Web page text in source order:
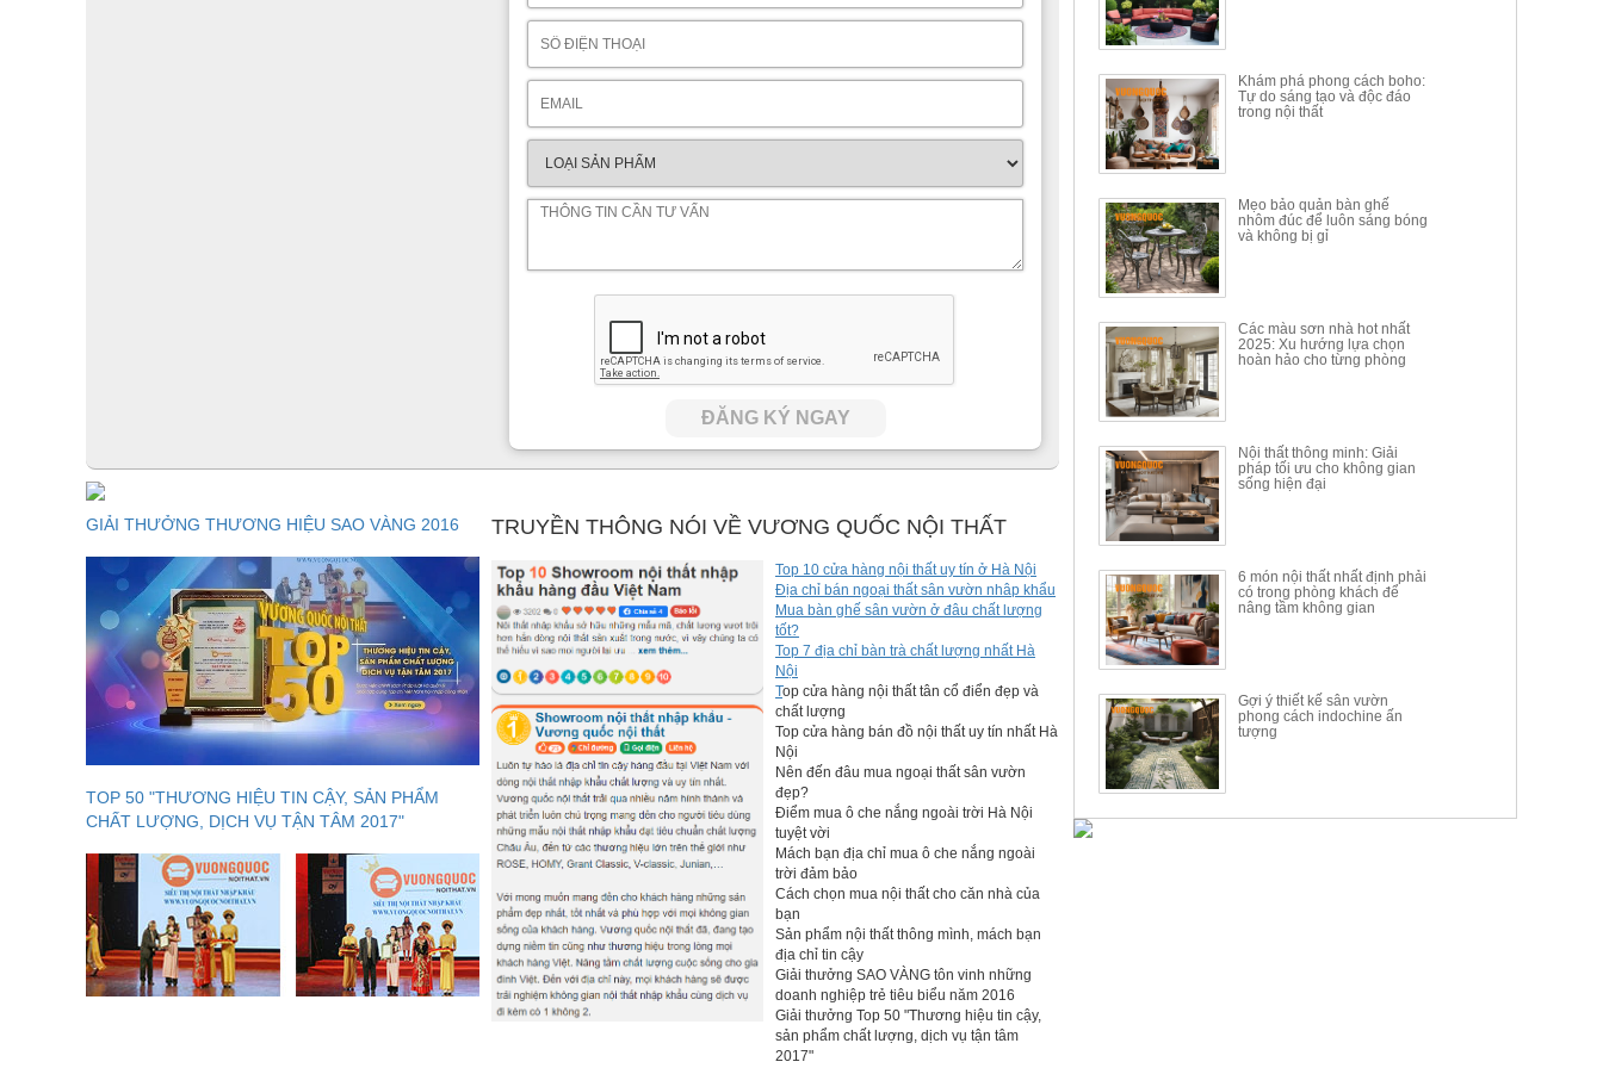
mã số sản phẩm và ghi rõ số lượng sản phẩm (có thể thay đổi chất liệu sản phẩm vải bằng da, đối chiếu và thống nhất
các vấn đề về kích thước cũng như màu sắc sản phẩm với nhân viên tư vấn để xác nhận thật chính xác sản phẩm của
động với đệm ngồi. Trước khi đặt hàng, khách hàng cần xác nhận chính xác với nhân viên tư vấn.
4) Tất cả những thay đổi về kích thước do quý khách đặt hàng sẽ cộng thêm giá thành sản phẩm tùy theo đơn hàng
ĐĂNG KÝ NGAY
GIẢI THƯỞNG THƯƠNG HIỆU SAO VÀNG 2016
TOP 50 "THƯƠNG HIỆU TIN CẬY, SẢN PHẨM
CHẤT LƯỢNG, DỊCH VỤ TẬN TÂM 2017"
TRUYỀN THÔNG NÓI VỀ VƯƠNG QUỐC NỘI THẤT
Top 10 cửa hàng nội thất uy tín ở Hà Nội
Địa chỉ bán ngoại thất sân vườn nhâp khẩu
Mua bàn ghế sân vườn ở đâu chất lượng
tốt?
Top 7 địa chỉ bàn trà chất lượng nhất Hà
Nội
Top cửa hàng nội thất tân cổ điển đẹp và
chất lượng
Top cửa hàng bán đồ nội thất uy tín nhất Hà
Nội
Nên đến đâu mua ngoại thất sân vườn
đẹp?
Điểm mua ô che nắng ngoài trời Hà Nội
tuyệt vời
Mách bạn địa chỉ mua ô che nắng ngoài
trời đảm bảo
Cách chọn mua nội thất cho căn nhà của
bạn
Sản phẩm nội thất thông mình, mách bạn
địa chỉ tin cậy
Giải thưởng SAO VÀNG tôn vinh những
doanh nghiệp trẻ tiêu biểu năm 2016
Giải thưởng Top 50 "Thương hiệu tin cậy,
sản phẩm chất lượng, dịch vụ tận tâm
2017"
17.617.500đ
34.100.000đ
BÀN GHẾ TRANG ĐIỂM
THÔNG MINH HIỆN ĐẠI
TÍCH HỢP SẠC...
Mã sp: HH.BTD08
6.510.000đ
BỘ BÀN ĂN ĐẢO MẶT ĐÁ
PHIẾN AK3699
Khám phá phong cách boho:
Tự do sáng tạo và độc đáo
trong nội thất
Mẹo bảo quản bàn ghế
nhôm đúc để luôn sáng bóng
và không bị gỉ
Các màu sơn nhà hot nhất
2025: Xu hướng lựa chọn
hoàn hảo cho từng phòng
Nội thất thông minh: Giải
pháp tối ưu cho không gian
sống hiện đại
6 món nội thất nhất định phải
có trong phòng khách để
nâng tầm không gian
Gợi ý thiết kế sân vườn
phong cách indochine ấn
tượng